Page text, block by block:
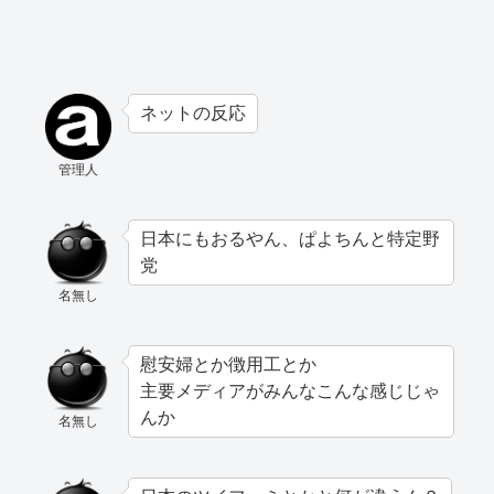
管理人
ネットの反応
名無し
日本にもおるやん、ぱよちんと特定野
党
名無し
慰安婦とか徴用工とか
主要メディアがみんなこんな感じじゃ
んか